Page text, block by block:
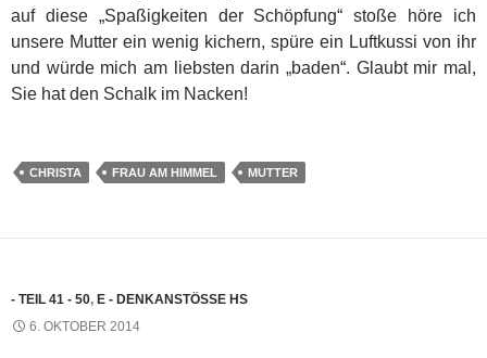
auf diese „Spaßigkeiten der Schöpfung“ stoße höre ich
unsere Mutter ein wenig kichern, spüre ein Luftkussi von ihr
und würde mich am liebsten darin „baden“. Glaubt mir mal,
Sie hat den Schalk im Nacken!
CHRISTA FRAU AM HIMMEL MUTTER
- TEIL 41 - 50, E - DENKANSTÖSSE HS
6. OKTOBER 2014